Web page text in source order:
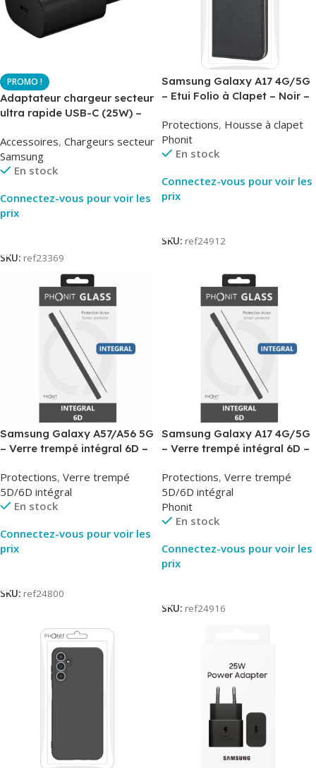
Adaptateur chargeur secteur
ultra rapide USB-C (25W) –
TA800
Accessoires, Chargeurs secteur
Samsung
En stock
Connectez-vous pour voir les
prix
SKU: ref23369
Samsung Galaxy A17 4G/5G
– Etui Folio à Clapet – Noir –
Protections, Housse à clapet
Phonit
En stock
Connectez-vous pour voir les
prix
SKU: ref24912
Samsung Galaxy A57/A56 5G
– Verre trempé intégral 6D –
Protections, Verre trempé
5D/6D intégral
En stock
Connectez-vous pour voir les
prix
SKU: ref24800
Samsung Galaxy A17 4G/5G
– Verre trempé intégral 6D –
Protections, Verre trempé
5D/6D intégral
Phonit
En stock
Connectez-vous pour voir les
prix
SKU: ref24916